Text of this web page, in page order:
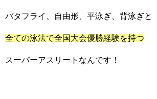
バタフライ、自由形、平泳ぎ、背泳ぎと
全ての泳法で全国大会優勝経験を持つ
スーパーアスリートなんです！